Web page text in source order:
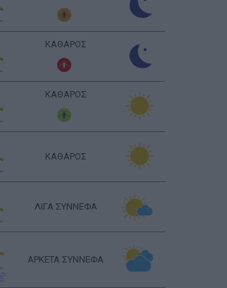
ΚΑΘΑΡΟΣ
ΚΑΘΑΡΟΣ
ΚΑΘΑΡΟΣ
ΛΙΓΑ ΣΥΝΝΕΦΑ
ΑΡΚΕΤΑ ΣΥΝΝΕΦΑ